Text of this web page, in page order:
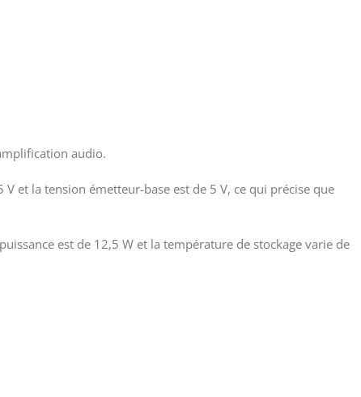
audio.
et la tension émetteur-base est de 5 V, ce qui précise que
est de 12,5 W et la température de stockage varie de